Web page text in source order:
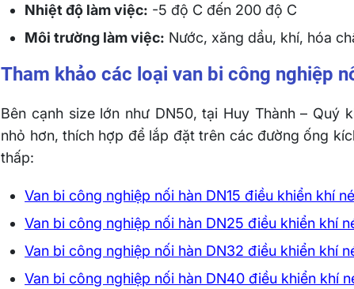
Nhiệt độ làm việc: -5 độ C đến 200 độ C
Môi trường làm việc: Nước, xăng dầu, khí, hóa
Tham khảo các loại van bi công nghiệp
Bên cạnh size lớn như DN50, tại Huy Thành –
nhỏ hơn, thích hợp để lắp đặt trên các đường ống
thấp:
Van bi công nghiệp nối hàn DN15 điều khiển khí
Van bi công nghiệp nối hàn DN25 điều khiển khí
Van bi công nghiệp nối hàn DN32 điều khiển khí
Van bi công nghiệp nối hàn DN40 điều khiển khí